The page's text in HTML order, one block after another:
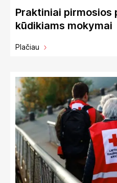
Praktiniai pirmosios
kūdikiams mokymai
Plačiau